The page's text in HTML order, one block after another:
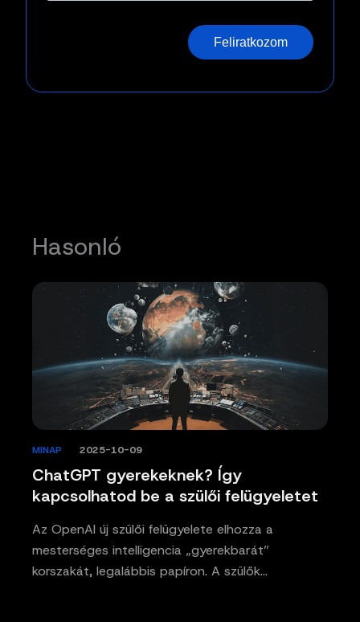
Feliratkozom
Hasonló
ChatGPT gyerekeknek? Így
kapcsolhatod be a szülői felügyeletet
MINAP 2025-10-09
Az OpenAI új szülői felügyelete elhozza a
mesterséges intelligencia „gyerekbarát”
korszakát, legalábbis papíron. A szülők…